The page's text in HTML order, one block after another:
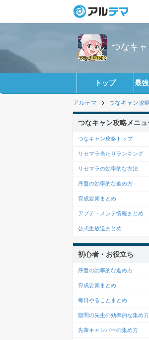
つなキ
トップ 最
アルテマ つなキャン攻
つなキャン攻略メニュ
つなキャン攻略トップ
リセマラ当たりランキング
リセマラの効率的な方法
序盤の効率的な進め方
育成要素まとめ
アプデ・メンテ情報まとめ
公式生放送まとめ
初心者・お役立ち
序盤の効率的な進め方
育成要素まとめ
毎日やることまとめ
顧問の先生の効率的な集め方
先輩キャンパーの集め方